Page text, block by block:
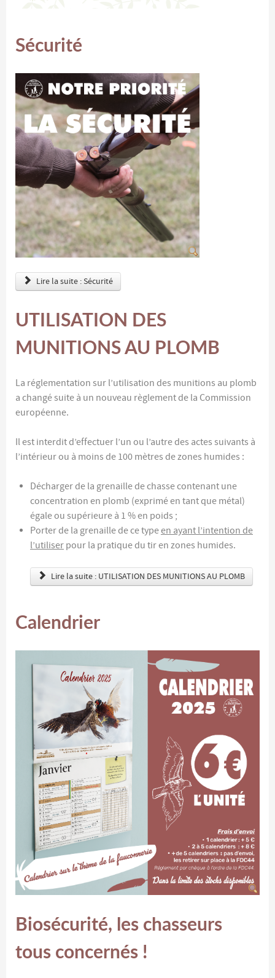
Sécurité
Lire la suite : Sécurité
UTILISATION DES
MUNITIONS AU PLOMB
La réglementation sur l’utilisation des munitions au plomb
a changé suite à un nouveau règlement de la Commission
européenne.
Il est interdit d’effectuer l’un ou l’autre des actes suivants à
l’intérieur ou à moins de 100 mètres de zones humides :
Décharger de la grenaille de chasse contenant une
concentration en plomb (exprimé en tant que métal)
égale ou supérieure à 1 % en poids ;
Porter de la grenaille de ce typeen ayant l’intention de
l’utiliser pour la pratique du tir en zones humides.
Lire la suite : UTILISATION DES MUNITIONS AU PLOMB
Calendrier
Biosécurité, les chasseurs
tous concernés !